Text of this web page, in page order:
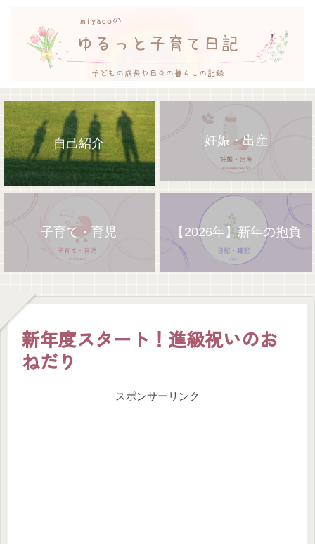
自己紹介 妊娠・出産
子育て・育児 【2026年】新年の抱負
新年度スタート！進級祝いのお
ねだり
スポンサーリンク